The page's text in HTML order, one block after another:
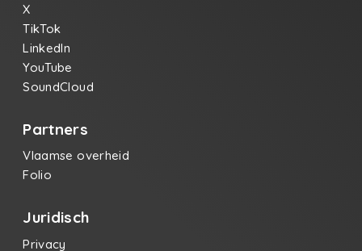
X
TikTok
LinkedIn
YouTube
SoundCloud
Partners
Vlaamse overheid
Folio
Juridisch
Privacy